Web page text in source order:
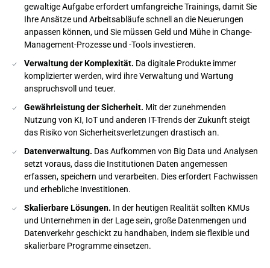
gewaltige Aufgabe erfordert umfangreiche Trainings, damit Sie
Ihre Ansätze und Arbeitsabläufe schnell an die Neuerungen
anpassen können, und Sie müssen Geld und Mühe in Change-
Management-Prozesse und -Tools investieren.
Verwaltung der Komplexität. Da digitale Produkte immer
komplizierter werden, wird ihre Verwaltung und Wartung
anspruchsvoll und teuer.
Gewährleistung der Sicherheit. Mit der zunehmenden
Nutzung von KI, IoT und anderen IT-Trends der Zukunft steigt
das Risiko von Sicherheitsverletzungen drastisch an.
Datenverwaltung. Das Aufkommen von Big Data und Analysen
setzt voraus, dass die Institutionen Daten angemessen
erfassen, speichern und verarbeiten. Dies erfordert Fachwissen
und erhebliche Investitionen.
Skalierbare Lösungen. In der heutigen Realität sollten KMUs
und Unternehmen in der Lage sein, große Datenmengen und
Datenverkehr geschickt zu handhaben, indem sie flexible und
skalierbare Programme einsetzen.